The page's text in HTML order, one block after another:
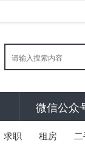
微信公众
求职 租房